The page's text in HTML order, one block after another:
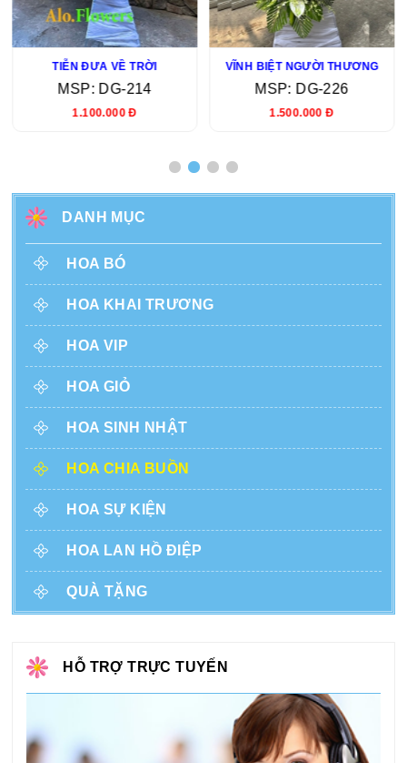
TIỄN ĐƯA VỀ TRỜI
MSP: DG-214
1.100.000 Đ
VĨNH BIỆT NGƯỜI THƯƠNG
MSP: DG-226
1.500.000 Đ
DANH MỤC
HOA BÓ
HOA KHAI TRƯƠNG
HOA VIP
HOA GIỎ
HOA SINH NHẬT
HOA CHIA BUỒN
HOA SỰ KIỆN
HOA LAN HỒ ĐIỆP
QUÀ TẶNG
HỖ TRỢ TRỰC TUYẾN